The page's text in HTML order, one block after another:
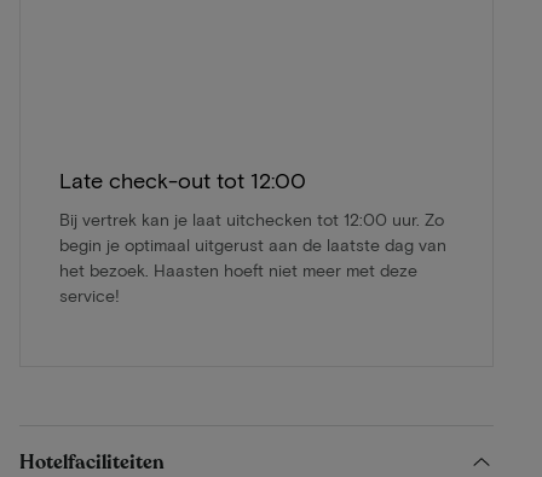
Late check-out tot 12:00
Bij vertrek kan je laat uitchecken tot 12:00 uur. Zo
begin je optimaal uitgerust aan de laatste dag van
het bezoek. Haasten hoeft niet meer met deze
service!
Hotelfaciliteiten